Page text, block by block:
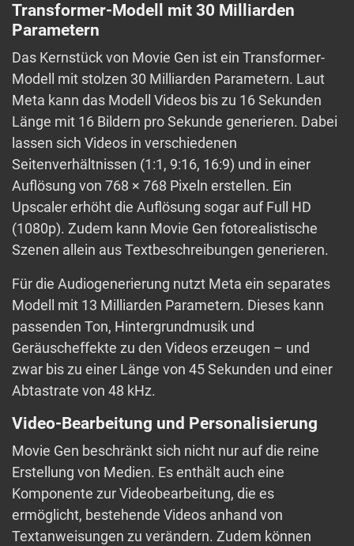
Transformer-Modell mit 30 Milliarden
Parametern
Das Kernstück von Movie Gen ist ein Transformer-
Modell mit stolzen 30 Milliarden Parametern. Laut
Meta kann das Modell Videos bis zu 16 Sekunden
Länge mit 16 Bildern pro Sekunde generieren. Dabei
lassen sich Videos in verschiedenen
Seitenverhältnissen (1:1, 9:16, 16:9) und in einer
Auflösung von 768 × 768 Pixeln erstellen. Ein
Upscaler erhöht die Auflösung sogar auf Full HD
(1080p). Zudem kann Movie Gen fotorealistische
Szenen allein aus Textbeschreibungen generieren.
Für die Audiogenerierung nutzt Meta ein separates
Modell mit 13 Milliarden Parametern. Dieses kann
passenden Ton, Hintergrundmusik und
Geräuscheffekte zu den Videos erzeugen – und
zwar bis zu einer Länge von 45 Sekunden und einer
Abtastrate von 48 kHz.
Video-Bearbeitung und Personalisierung
Movie Gen beschränkt sich nicht nur auf die reine
Erstellung von Medien. Es enthält auch eine
Komponente zur Videobearbeitung, die es
ermöglicht, bestehende Videos anhand von
Textanweisungen zu verändern. Zudem können